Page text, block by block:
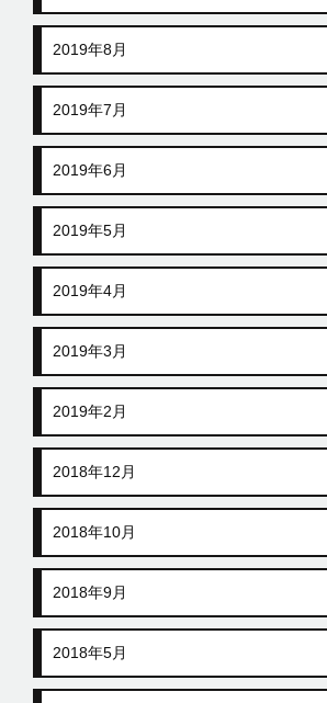
2019年8月
2019年7月
2019年6月
2019年5月
2019年4月
2019年3月
2019年2月
2018年12月
2018年10月
2018年9月
2018年5月